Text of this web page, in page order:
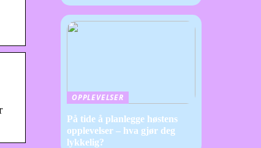
OPPLEVELSER
På tide å planlegge høstens
opplevelser – hva gjør deg
lykkelig?